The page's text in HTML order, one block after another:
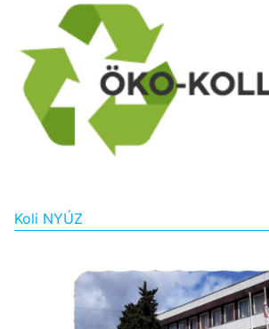
Koli NYÚZ